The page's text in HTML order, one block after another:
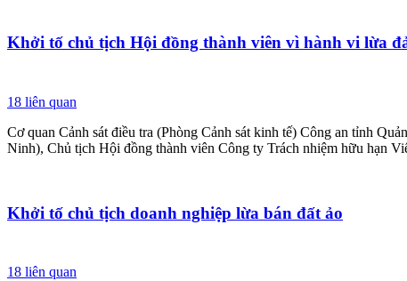
Khởi tố chủ tịch Hội đồng thành viên vì hành vi lừa
18 liên quan
Cơ quan Cảnh sát điều tra (Phòng Cảnh sát kinh tế) Công an tỉnh
Ninh), Chủ tịch Hội đồng thành viên Công ty Trách nhiệm hữu hạn
Khởi tố chủ tịch doanh nghiệp lừa bán đất ảo
18 liên quan